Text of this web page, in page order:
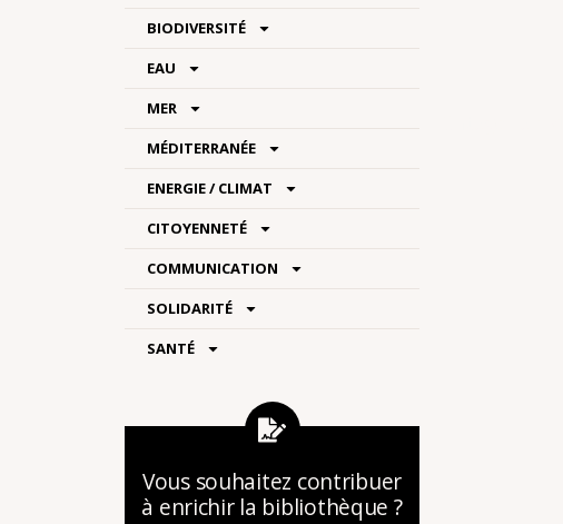
BIODIVERSITÉ
EAU
MER
MÉDITERRANÉE
ENERGIE / CLIMAT
CITOYENNETÉ
COMMUNICATION
SOLIDARITÉ
SANTÉ
Vous souhaitez contribuer
à enrichir la bibliothèque ?